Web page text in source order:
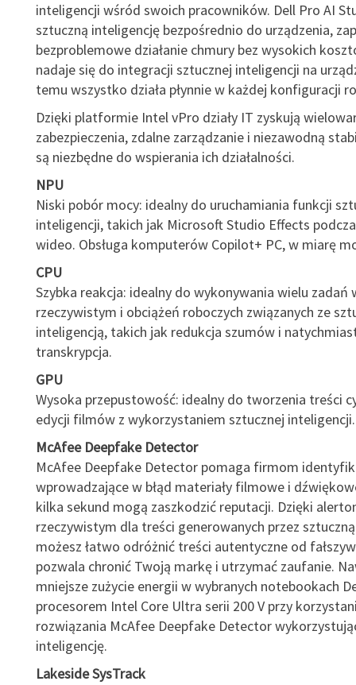
inteligencji wśród swoich pracowników. Dell Pro AI
sztuczną inteligencję bezpośrednio do urządzenia,
bezproblemowe działanie chmury bez wysokich
nadaje się do integracji sztucznej inteligencji na
temu wszystko działa płynnie w każdej konfiguracji
Dzięki platformie Intel vPro działy IT zyskują
zabezpieczenia, zdalne zarządzanie i niezawodną
są niezbędne do wspierania ich działalności.
NPU
Niski pobór mocy: idealny do uruchamiania funkcji
inteligencji, takich jak Microsoft Studio Effects
wideo. Obsługa komputerów Copilot+ PC, w miarę
CPU
Szybka reakcja: idealny do wykonywania wielu zadań
rzeczywistym i obciążeń roboczych związanych ze
inteligencją, takich jak redukcja szumów i
transkrypcja.
GPU
Wysoka przepustowość: idealny do tworzenia treści
edycji filmów z wykorzystaniem sztucznej inteligencji.
McAfee Deepfake Detector
McAfee Deepfake Detector pomaga firmom
wprowadzające w błąd materiały filmowe i
kilka sekund mogą zaszkodzić reputacji. Dzięki
rzeczywistym dla treści generowanych przez
możesz łatwo odróżnić treści autentyczne od
pozwala chronić Twoją markę i utrzymać zaufanie.
mniejsze zużycie energii w wybranych notebookach
procesorem Intel Core Ultra serii 200 V przy
rozwiązania McAfee Deepfake Detector
inteligencję.
Lakeside SysTrack